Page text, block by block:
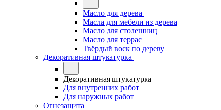
Масло для дерева
Масла для мебели из дерева
Масло для столешниц
Масло для террас
Твёрдый воск по дереву
Декоративная штукатурка
Декоративная штукатурка
Для внутренних работ
Для наружных работ
Огнезащита